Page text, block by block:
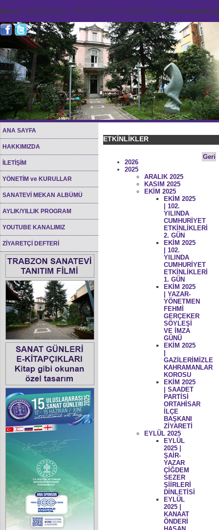
Notice: Undefined index: HTTP_ACCEPT_LANGUAGE in /home/
ANA SAYFA
HAKKIMIZDA
İLETİŞİM
YÖNETİM ve KURULLAR
SANATEVİ MEKAN ALBÜMÜ
AYLIK/YILLIK PROGRAM
YOUTUBE KANALIMIZ
ZİYARETÇİ DEFTERİ
ETKİNLİKLER
Geri
2026
2025
ARALIK 2025
KASIM 2025
EKİM 2025
EKİM 2025
| 102.
YILINDA
CUMHURİYET
ETKİNLİKLERİ
2. GÜN
EKİM 2025
| 102.
YILINDA
CUMHURİYET
ETKİNLİKLERİ
1. GÜN
EKİM 2025
| YAZAR-
YÖNETMEN
FEHMİ
GERÇEKER
SÖYLEŞİ
VE İMZA
GÜNÜ
EKİM 2025
GAZİLERİMİZLE
KAHRAMANLAR
KOROSU
EKİM 2025
| SAADET
PARTİSİ
ORTAHİSAR
İLÇE
BAŞKANI
ZİYARETİ
EYLÜL 2025
EYLÜL
2025 |
ŞAİR-
YAZAR
ÇİĞDEM
SEZER
ŞİİRLERİ
DİNLETİSİ
EYLÜL
2025 |
KANAAT
ÖNDERİ